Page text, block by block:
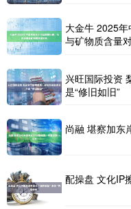
大金牛 2025
与矿物质含量
兴旺国际投资
是“修旧如旧”
尚融 堪察加东
配操盘 文化IP